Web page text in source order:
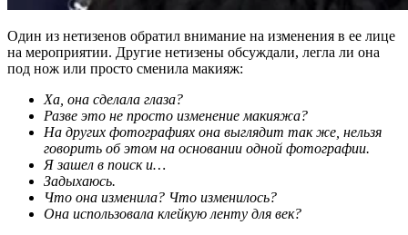
Один из нетизенов обратил внимание на изменения в ее лице
на мероприятии. Другие нетизены обсуждали, легла ли она
под нож или просто сменила макияж:
Ха, она сделала глаза?
Разве это не просто изменение макияжа?
На других фотографиях она выглядит так же, нельзя
говорить об этом на основании одной фотографии.
Я зашел в поиск и…
Задыхаюсь.
Что она изменила? Что изменилось?
Она использовала клейкую ленту для век?